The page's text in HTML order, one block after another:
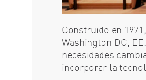
Construido en
Washington DC,
necesidades
incorporar la